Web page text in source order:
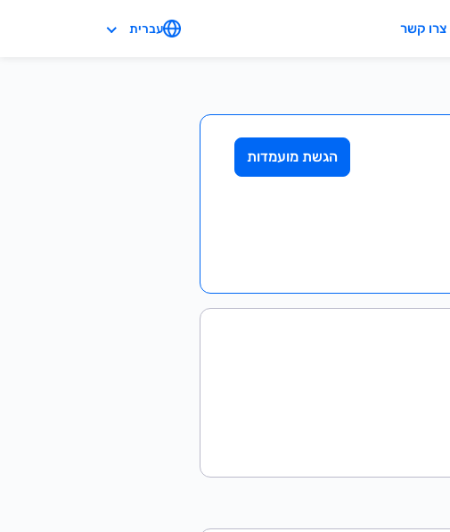
צרו קשר עברית
הגשת מועמדות